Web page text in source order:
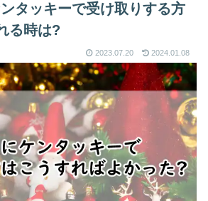
タッキーで受け取りする方
る時は?
2023.07.20 2024.01.08